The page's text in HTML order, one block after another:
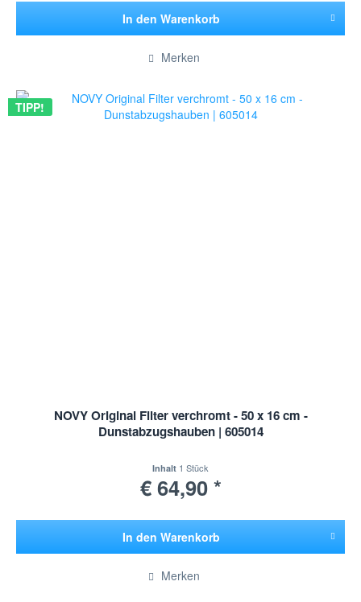
In den Warenkorb
Hinzugefügt
Merken
TIPP!
NOVY Original Filter verchromt - 50 x 16 cm -
Dunstabzugshauben | 605014
Inhalt 1 Stück
€ 64,90 *
In den Warenkorb
Merken